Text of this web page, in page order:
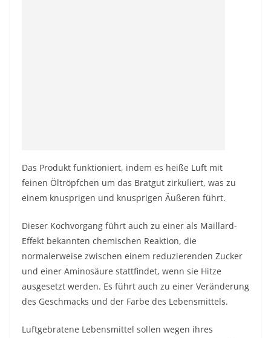
Das Produkt funktioniert, indem es heiße Luft mit
feinen Öltröpfchen um das Bratgut zirkuliert, was zu
einem knusprigen und knusprigen Äußeren führt.
Dieser Kochvorgang führt auch zu einer als Maillard-
Effekt bekannten chemischen Reaktion, die
normalerweise zwischen einem reduzierenden Zucker
und einer Aminosäure stattfindet, wenn sie Hitze
ausgesetzt werden. Es führt auch zu einer Veränderung
des Geschmacks und der Farbe des Lebensmittels.
Luftgebratene Lebensmittel sollen wegen ihres